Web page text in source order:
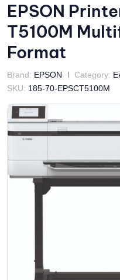
EPSON
T5100M
Format
Brand: EPSON Category:
SKU: 185-70-EPSCT5100M